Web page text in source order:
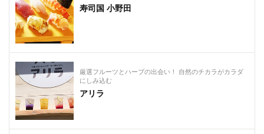
寿司国 小野田
厳選フルーツとハーブの出会い！ 自然のチカラがカラダ
にしみ込む
アリラ